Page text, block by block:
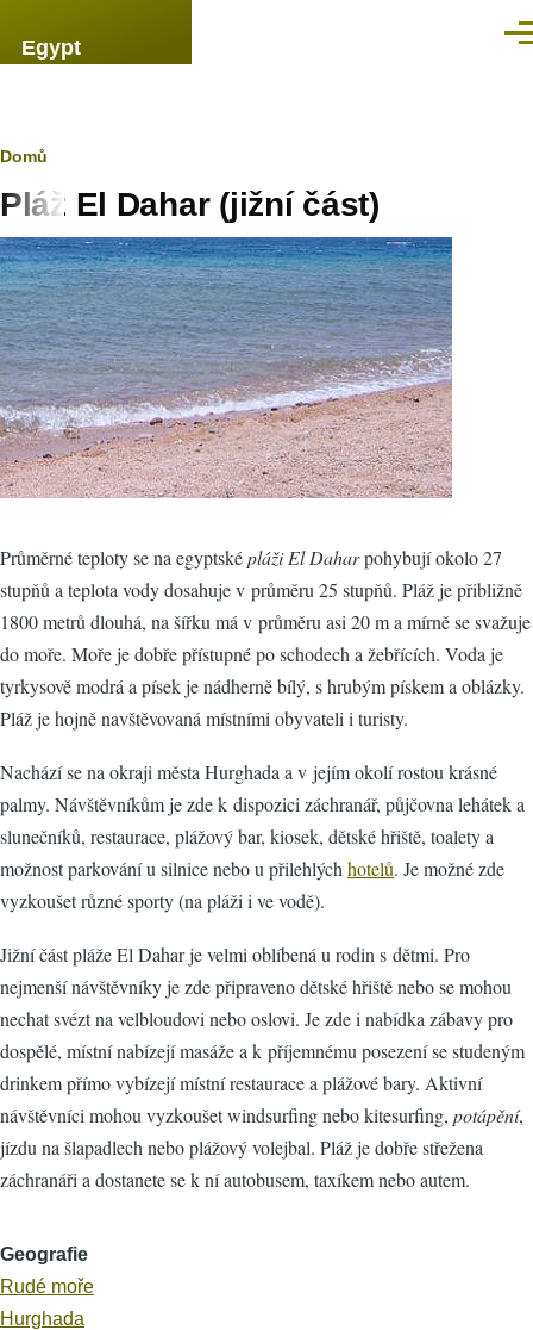
Egypt
Drobečková
navigace
Domů
Pláž El Dahar (jižní část)
Průměrné teploty se na egyptsképláži El Daharpohybují okolo 27
stupňů a teplota vody dosahuje v průměru 25 stupňů. Pláž je přibližně
1800 metrů dlouhá, na šířku má v průměru asi 20 m a mírně se svažuje
do moře. Moře je dobře přístupné po schodech a žebřících. Voda je
tyrkysově modrá a písek je nádherně bílý, s hrubým pískem a oblázky.
Pláž je hojně navštěvovaná místními obyvateli i turisty.
Nachází se na okraji města Hurghada a v jejím okolí rostou krásné
palmy. Návštěvníkům je zde k dispozici záchranář, půjčovna lehátek a
slunečníků, restaurace, plážový bar, kiosek, dětské hřiště, toalety a
možnost parkování u silnice nebo u přilehlých hotelů. Je možné zde
vyzkoušet různé sporty (na pláži i ve vodě).
Jižní část pláže El Dahar je velmi oblíbená u rodin s dětmi. Pro
nejmenší návštěvníky je zde připraveno dětské hřiště nebo se mohou
nechat svézt na velbloudovi nebo oslovi. Je zde i nabídka zábavy pro
dospělé, místní nabízejí masáže a k příjemnému posezení se studeným
drinkem přímo vybízejí místní restaurace a plážové bary. Aktivní
návštěvníci mohou vyzkoušet windsurfing nebo kitesurfing, potápění,
jízdu na šlapadlech nebo plážový volejbal. Pláž je dobře střežena
záchranáři a dostanete se k ní autobusem, taxíkem nebo autem.
Geografie
Rudé moře
Hurghada